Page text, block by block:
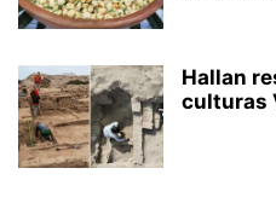
Hallan
culturas